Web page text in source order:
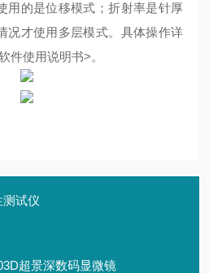
用的是位移模式；折射率是针厚
况才使用多层模式。具体操作详
件使用说明书>。
测试仪
超景深数码显微镜